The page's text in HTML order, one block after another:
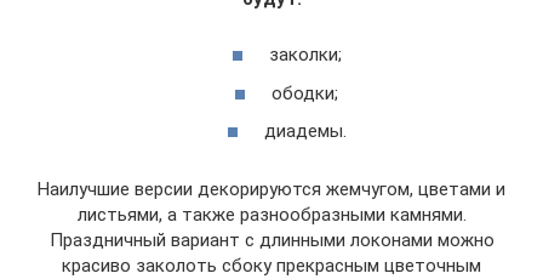
заколки;
ободки;
диадемы.
Наилучшие версии декорируются жемчугом, цветами и
листьями, а также разнообразными камнями.
Праздничный вариант с длинными локонами можно
красиво заколоть сбоку прекрасным цветочным